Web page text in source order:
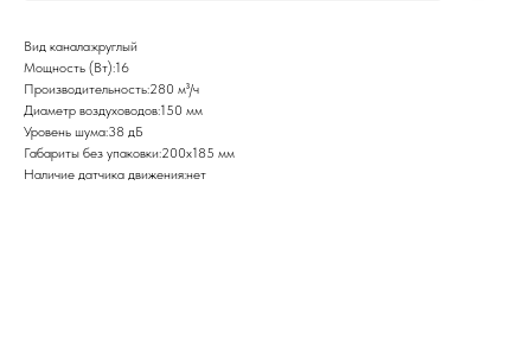
Вид канала:круглый
Мощность (Вт):16
Производительность:280 м³/ч
Диаметр воздуховодов:150 мм
Уровень шума:38 дБ
Габариты без упаковки:200x185 мм
Наличие датчика движения:нет